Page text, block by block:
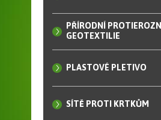
PŘÍRODNÍ PROTIEROZNÍ
GEOTEXTILIE
PLASTOVÉ PLETIVO
SÍTĚ PROTI KRTKŮM